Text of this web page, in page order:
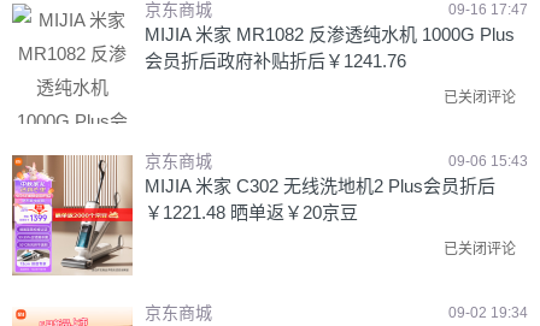
京东商城 09-16 17:47
MIJIA 米家 MR1082 反渗透纯水机 1000G Plus
会员折后政府补贴折后￥1241.76
已关闭评论
京东商城 09-06 15:43
MIJIA 米家 C302 无线洗地机2 Plus会员折后
￥1221.48 晒单返￥20京豆
已关闭评论
京东商城 09-02 19:34